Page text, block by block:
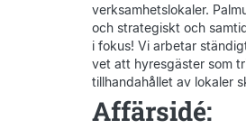
verksamhetslokaler.
och strategiskt och
i fokus! Vi arbetar
vet att hyresgäster som
tillhandahållet av lokaler
Affärsidé: